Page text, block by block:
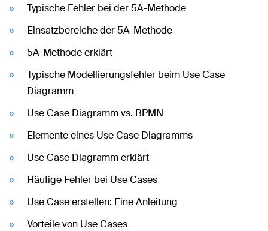
Typische Fehler bei der 5A-Methode
Einsatzbereiche der 5A-Methode
5A-Methode erklärt
Typische Modellierungsfehler beim Use Case
Diagramm
Use Case Diagramm vs. BPMN
Elemente eines Use Case Diagramms
Use Case Diagramm erklärt
Häufige Fehler bei Use Cases
Use Case erstellen: Eine Anleitung
Vorteile von Use Cases